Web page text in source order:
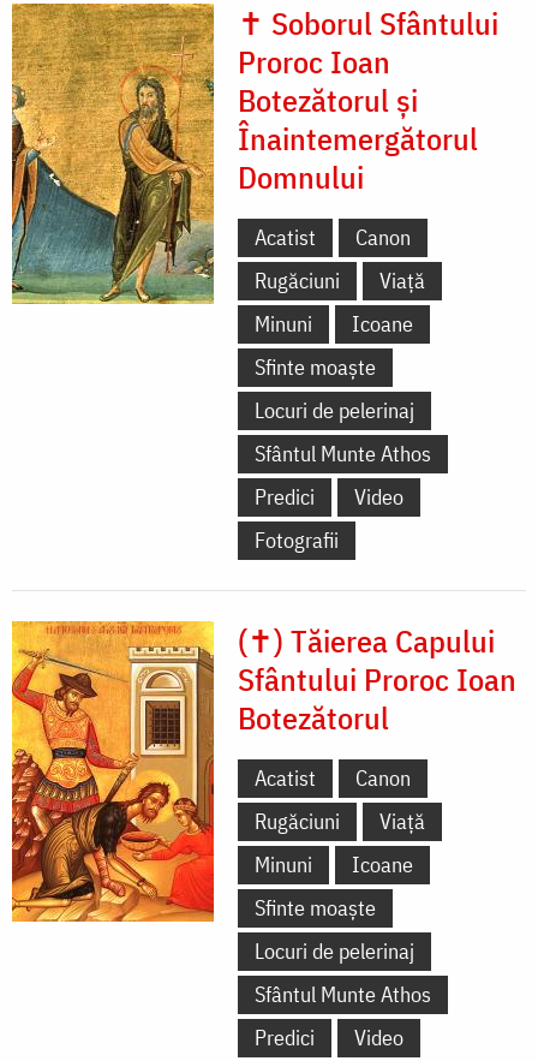
✝ Soborul Sfântului
Proroc Ioan
Botezătorul și
Înaintemergătorul
Domnului
Acatist
Canon
Rugăciuni
Viață
Minuni
Icoane
Sfinte moaște
Locuri de pelerinaj
Sfântul Munte Athos
Predici
Video
Fotografii
(✝) Tăierea Capului
Sfântului Proroc Ioan
Botezătorul
Acatist
Canon
Rugăciuni
Viață
Minuni
Icoane
Sfinte moaște
Locuri de pelerinaj
Sfântul Munte Athos
Predici
Video